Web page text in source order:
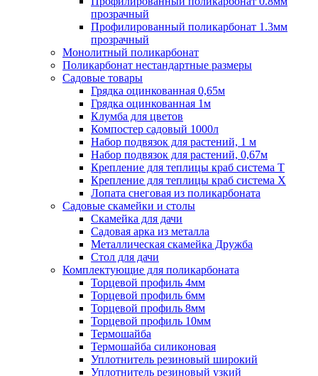
прозрачный
Профилированный поликарбонат 1.3мм
прозрачный
Монолитный поликарбонат
Поликарбонат нестандартные размеры
Садовые товары
Грядка оцинкованная 0,65м
Грядка оцинкованная 1м
Клумба для цветов
Компостер садовый 1000л
Набор подвязок для растений, 1 м
Набор подвязок для растений, 0,67м
Крепление для теплицы краб система Т
Крепление для теплицы краб система Х
Лопата снеговая из поликарбоната
Садовые скамейки и столы
Скамейка для дачи
Садовая арка из металла
Металлическая скамейка Дружба
Стол для дачи
Комплектующие для поликарбоната
Торцевой профиль 4мм
Торцевой профиль 6мм
Торцевой профиль 8мм
Торцевой профиль 10мм
Термошайба
Термошайба силиконовая
Уплотнитель резиновый широкий
Уплотнитель резиновый узкий